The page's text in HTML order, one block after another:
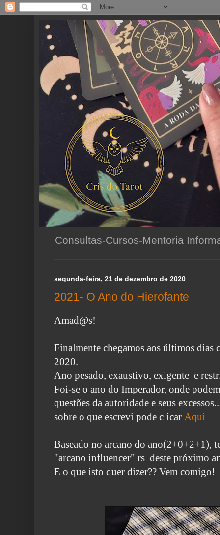
Consultas-Cursos-Mentoria
segunda-feira, 21 de dezembro de 2020
2021- O Ano do Hierofante
Amad@s!
Finalmente chegamos aos últimos dias
2020.
Ano pesado, exaustivo, exigente e
Foi-se o ano do Imperador, onde
questões da autoridade e seus
sobre o que escrevi pode clicar Aqui
Baseado no arcano do ano(2+0+2+1),
"arcano influencer" rs deste próximo
E o que isto quer dizer?? Vem comigo!